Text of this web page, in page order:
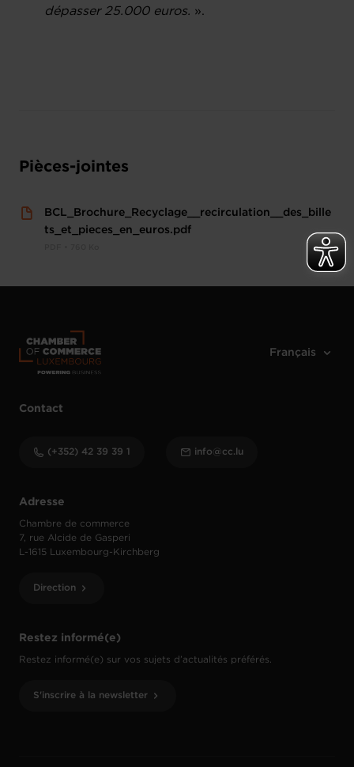
dépasser 25.000 euros. ».
Pièces-jointes
BCL_Brochure_Recyclage__recirculation__des_bille
ts_et_pieces_en_euros.pdf
Restez informé(e)
Restez informé(e) sur vos sujets d’actualités préférés.
S'inscrire à la newsletter
Adresse
Chambre de commerce
7, rue Alcide de Gasperi
L-1615 Luxembourg-Kirchberg
Direction
Contact
(+352) 42 39 39 1 info@cc.lu